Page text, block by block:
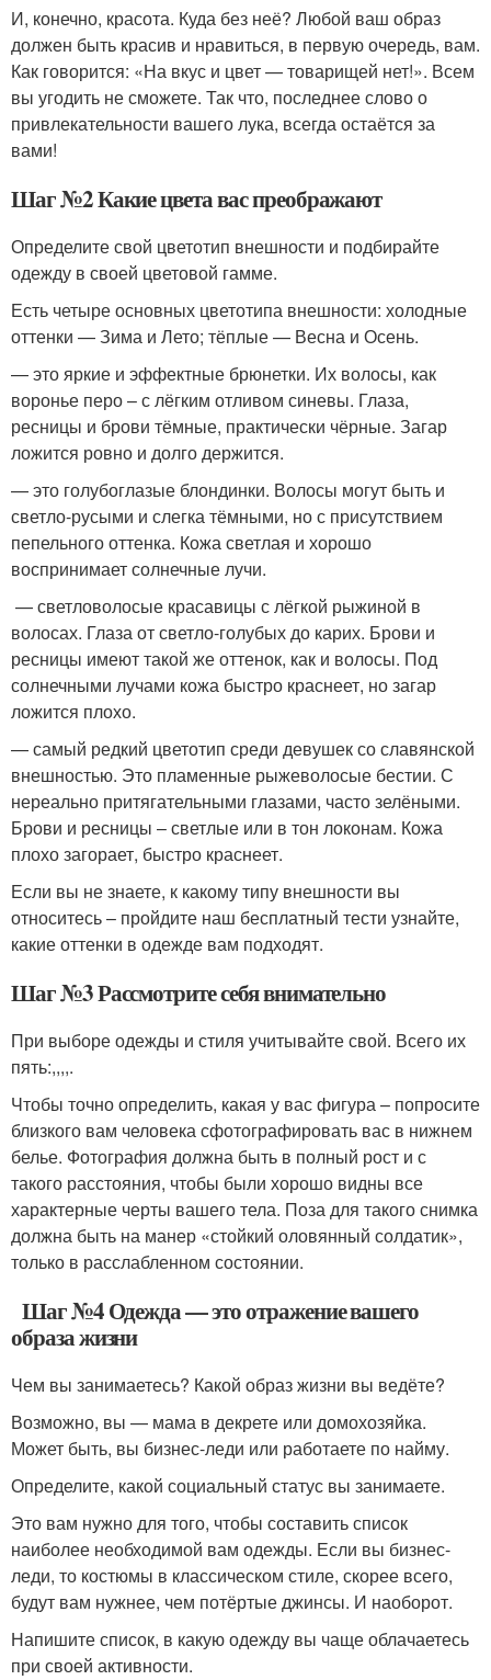
И, конечно, красота. Куда без неё? Любой ваш образ
должен быть красив и нравиться, в первую очередь, вам.
Как говорится: «На вкус и цвет — товарищей нет!». Всем
вы угодить не сможете. Так что, последнее слово о
привлекательности вашего лука, всегда остаётся за
вами!
Шаг №2 Какие цвета вас преображают
Определите свой цветотип внешности и подбирайте
одежду в своей цветовой гамме.
Есть четыре основных цветотипа внешности: холодные
оттенки — Зима и Лето; тёплые — Весна и Осень.
— это яркие и эффектные брюнетки. Их волосы, как
воронье перо – с лёгким отливом синевы. Глаза,
ресницы и брови тёмные, практически чёрные. Загар
ложится ровно и долго держится.
— это голубоглазые блондинки. Волосы могут быть и
светло-русыми и слегка тёмными, но с присутствием
пепельного оттенка. Кожа светлая и хорошо
воспринимает солнечные лучи.
— светловолосые красавицы с лёгкой рыжиной в
волосах. Глаза от светло-голубых до карих. Брови и
ресницы имеют такой же оттенок, как и волосы. Под
солнечными лучами кожа быстро краснеет, но загар
ложится плохо.
— самый редкий цветотип среди девушек со славянской
внешностью. Это пламенные рыжеволосые бестии. С
нереально притягательными глазами, часто зелёными.
Брови и ресницы – светлые или в тон локонам. Кожа
плохо загорает, быстро краснеет.
Если вы не знаете, к какому типу внешности вы
относитесь – пройдите наш бесплатный тести узнайте,
какие оттенки в одежде вам подходят.
Шаг №3 Рассмотрите себя внимательно
При выборе одежды и стиля учитывайте свой. Всего их
пять:,,,,.
Чтобы точно определить, какая у вас фигура – попросите
близкого вам человека сфотографировать вас в нижнем
белье. Фотография должна быть в полный рост и с
такого расстояния, чтобы были хорошо видны все
характерные черты вашего тела. Поза для такого снимка
должна быть на манер «стойкий оловянный солдатик»,
только в расслабленном состоянии.
Шаг №4 Одежда — это отражение вашего
образа жизни
Чем вы занимаетесь? Какой образ жизни вы ведёте?
Возможно, вы — мама в декрете или домохозяйка.
Может быть, вы бизнес-леди или работаете по найму.
Определите, какой социальный статус вы занимаете.
Это вам нужно для того, чтобы составить список
наиболее необходимой вам одежды. Если вы бизнес-
леди, то костюмы в классическом стиле, скорее всего,
будут вам нужнее, чем потёртые джинсы. И наоборот.
Напишите список, в какую одежду вы чаще облачаетесь
при своей активности.